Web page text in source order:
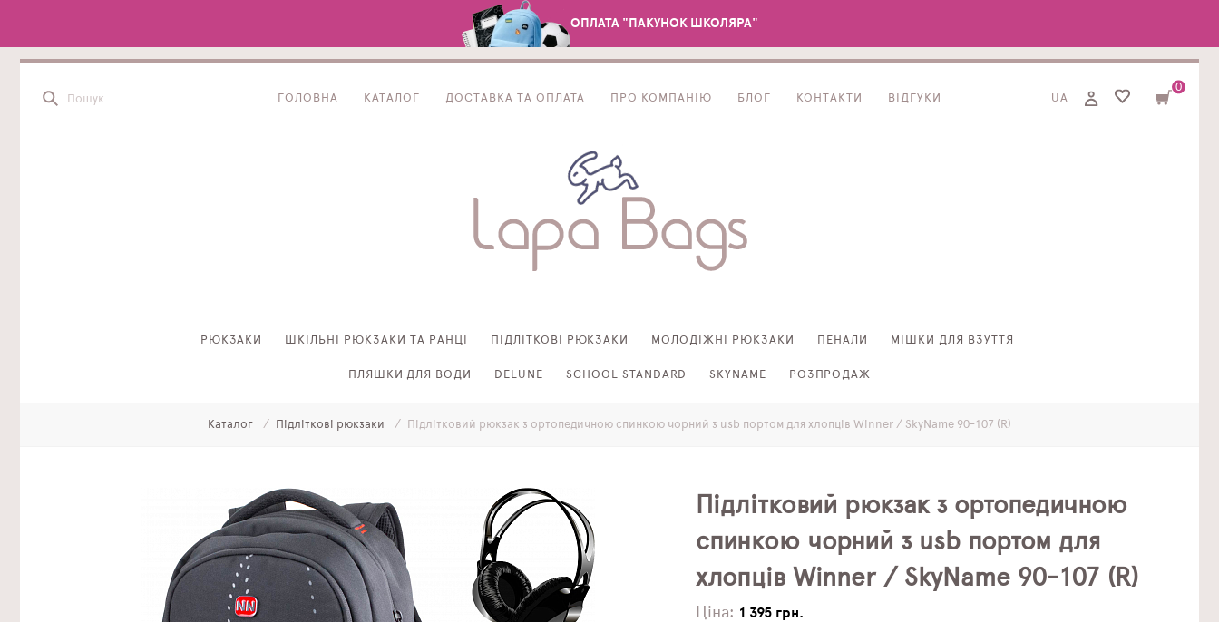
ОПЛАТА "ПАКУНОК ШКОЛЯРА"
ГОЛОВНА КАТАЛОГ ДОСТАВКА ТА ОПЛАТА ПРО КОМПАНІЮ БЛОГ КОНТАКТИ ВІДГУКИ UA
0
РЮКЗАКИ ШКІЛЬНІ РЮКЗАКИ ТА РАНЦІ ПІДЛІТКОВІ РЮКЗАКИ МОЛОДІЖНІ РЮКЗАКИ ПЕНАЛИ МІШКИ ДЛЯ ВЗУТТЯ
ПЛЯШКИ ДЛЯ ВОДИ DELUNE SCHOOL STANDARD SKYNAME РОЗПРОДАЖ
Каталог Підліткові рюкзаки Підлітковий рюкзак з ортопедичною спинкою чорний з usb портом для хлопців Winner / SkyName 90-107 (R)
Підлітковий рюкзак з ортопедичною
спинкою чорний з usb портом для
хлопців Winner / SkyName 90-107 (R)
Ціна: 1 395 грн.